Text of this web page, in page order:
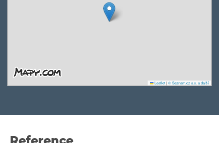
Leaflet|© Seznam.cz a.s. a další